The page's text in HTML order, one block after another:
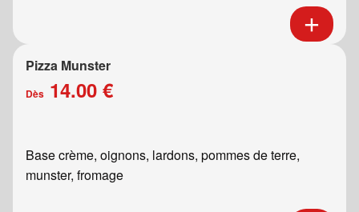
Pizza Munster
Dès 14.00 €
Base crème, oignons, lardons, pommes de terre,
munster, fromage